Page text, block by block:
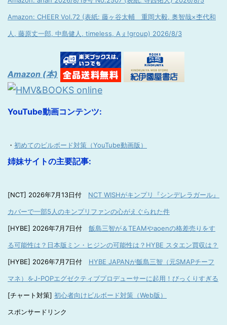
Amazon: CHEER Vol.72 (表紙: 藤ヶ谷太輔 重岡大毅, 奥智哉×杢代和
人, 藤原丈一郎, 中島健人, timeless, Aぇ!group) 2026/8/3
Amazon (本)
YouTube動画コンテンツ:
・ 初めてのビルボード対策（YouTube動画版）
姉妹サイトの主要記事:
[NCT] 2026年7月13日付 NCT WISHがキンプリ『シンデレラガール』
カバーで一部5人のキンプリファンの心がえぐられた件
[HYBE] 2026年7月7日付 飯島三智が＆TEAMやaoenの格差売りをす
る可能性は？日本版ミン・ヒジンの可能性は？HYBE スタエン買収は？
[HYBE] 2026年7月7日付 HYBE JAPANが飯島三智（元SMAPチーフ
マネ）をJ-POPエグゼクティブプロデューサーに起用！びっくりすぎる
[チャート対策] 初心者向けビルボード対策（Web版）
スポンサードリンク